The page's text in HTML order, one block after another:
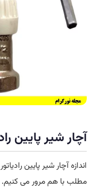
آچار شیر پایین
اندازه آچار شیر پایین
مطلب با هم مرور می کنیم.